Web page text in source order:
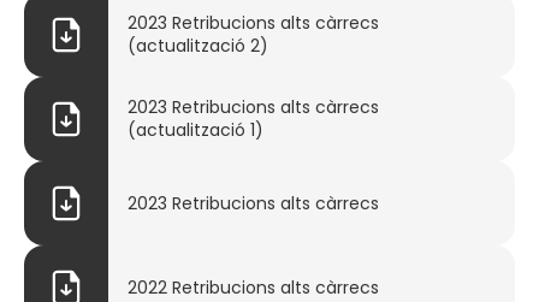
2023 Retribucions alts càrrecs
(actualització 2)
2023 Retribucions alts càrrecs
(actualització 1)
2023 Retribucions alts càrrecs
2022 Retribucions alts càrrecs